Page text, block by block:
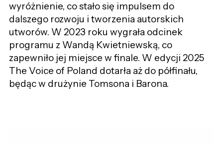
wyróżnienie, co stało się impulsem do
dalszego rozwoju i tworzenia autorskich
utworów. W 2023 roku wygrała odcinek
programu z Wandą Kwietniewską, co
zapewniło jej miejsce w finale. W edycji 2025
The Voice of Poland dotarła aż do półfinału,
będąc w drużynie Tomsona i Barona.